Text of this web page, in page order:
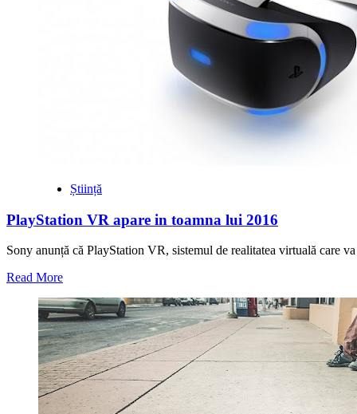
Știință
PlayStation VR apare in toamna lui 2016
Sony anunță că PlayStation VR, sistemul de realitatea virtuală care
Read MoreRead
about
PlayStation
VR
apare
in
toamna
lui
2016